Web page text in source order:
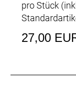
pro Stück
27,00